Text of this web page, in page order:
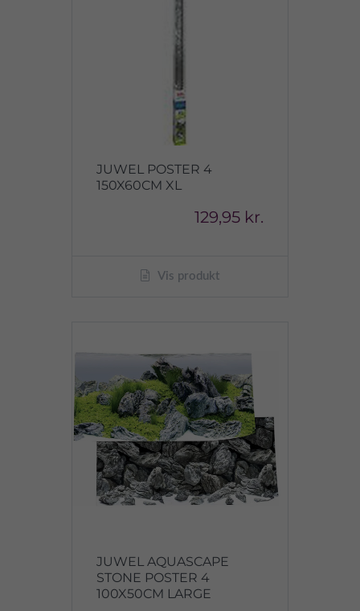
JUWEL POSTER 4
150X60CM XL
129,95 kr.
Vis produkt
JUWEL AQUASCAPE
STONE POSTER 4
100X50CM LARGE